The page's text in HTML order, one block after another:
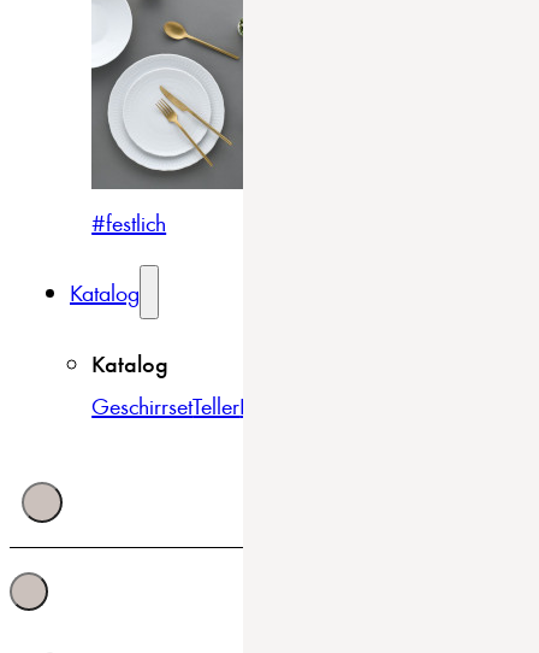
#festlich
Katalog
Katalog
GeschirrsetTellerBowls & Schüsseln